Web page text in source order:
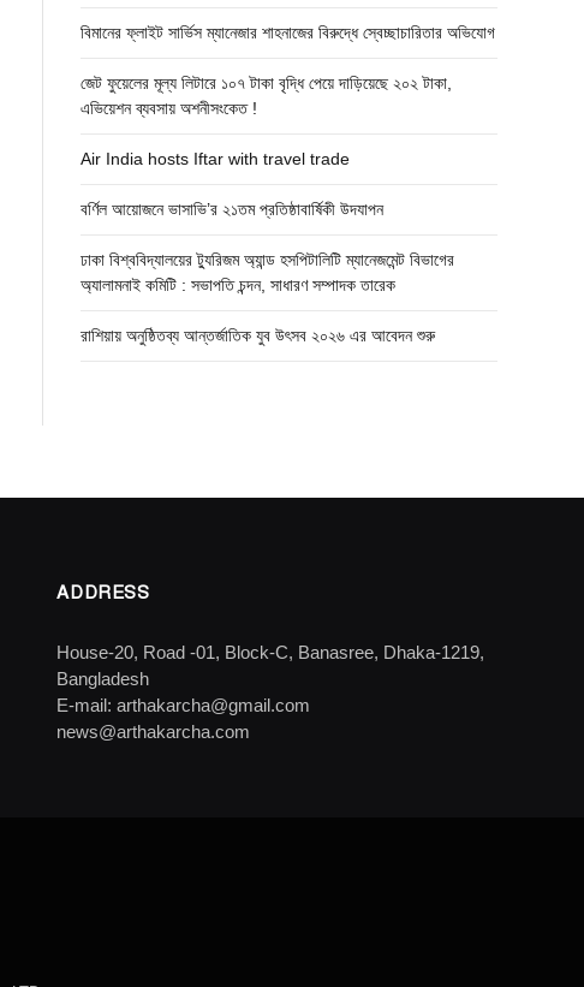
বিমানের ফ্লাইট সার্ভিস ম্যানেজার শাহনাজের বিরুদ্ধে স্বেচ্ছাচারিতার অভিযোগ
জেট ফুয়েলের মূল্য লিটারে ১০৭ টাকা বৃদ্ধি পেয়ে দাড়িয়েছে ২০২ টাকা,
এভিয়েশন ব্যবসায় অশনীসংকেত !
Air India hosts Iftar with travel trade
বর্ণিল আয়োজনে ভাসাভি’র ২১তম প্রতিষ্ঠাবার্ষিকী উদযাপন
ঢাকা বিশ্ববিদ্যালয়ের ট্যুরিজম অ্যান্ড হসপিটালিটি ম্যানেজমেন্ট বিভাগের
অ্যালামনাই কমিটি : সভাপতি চন্দন, সাধারণ সম্পাদক তারেক
রাশিয়ায় অনুষ্ঠিতব্য আন্তর্জাতিক যুব উৎসব ২০২৬ এর আবেদন শুরু
ADDRESS
House-20, Road -01, Block-C, Banasree, Dhaka-1219,
Bangladesh
E-mail: arthakarcha@gmail.com
news@arthakarcha.com